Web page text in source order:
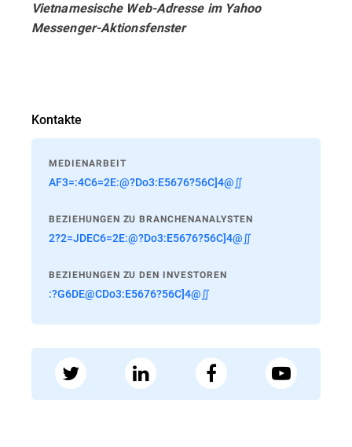
Vietnamesische Web-Adresse im Yahoo
Messenger-Aktionsfenster
Kontakte
MEDIENARBEIT
AF3=:4C6=2E:@?Do3:E5676?56C]4@∬
BEZIEHUNGEN ZU BRANCHENANALYSTEN
2?2=JDEC6=2E:@?Do3:E5676?56C]4@∬
BEZIEHUNGEN ZU DEN INVESTOREN
:?G6DE@CDo3:E5676?56C]4@∬